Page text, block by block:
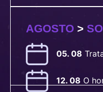
AGOSTO >
05. 08
12. 08 O